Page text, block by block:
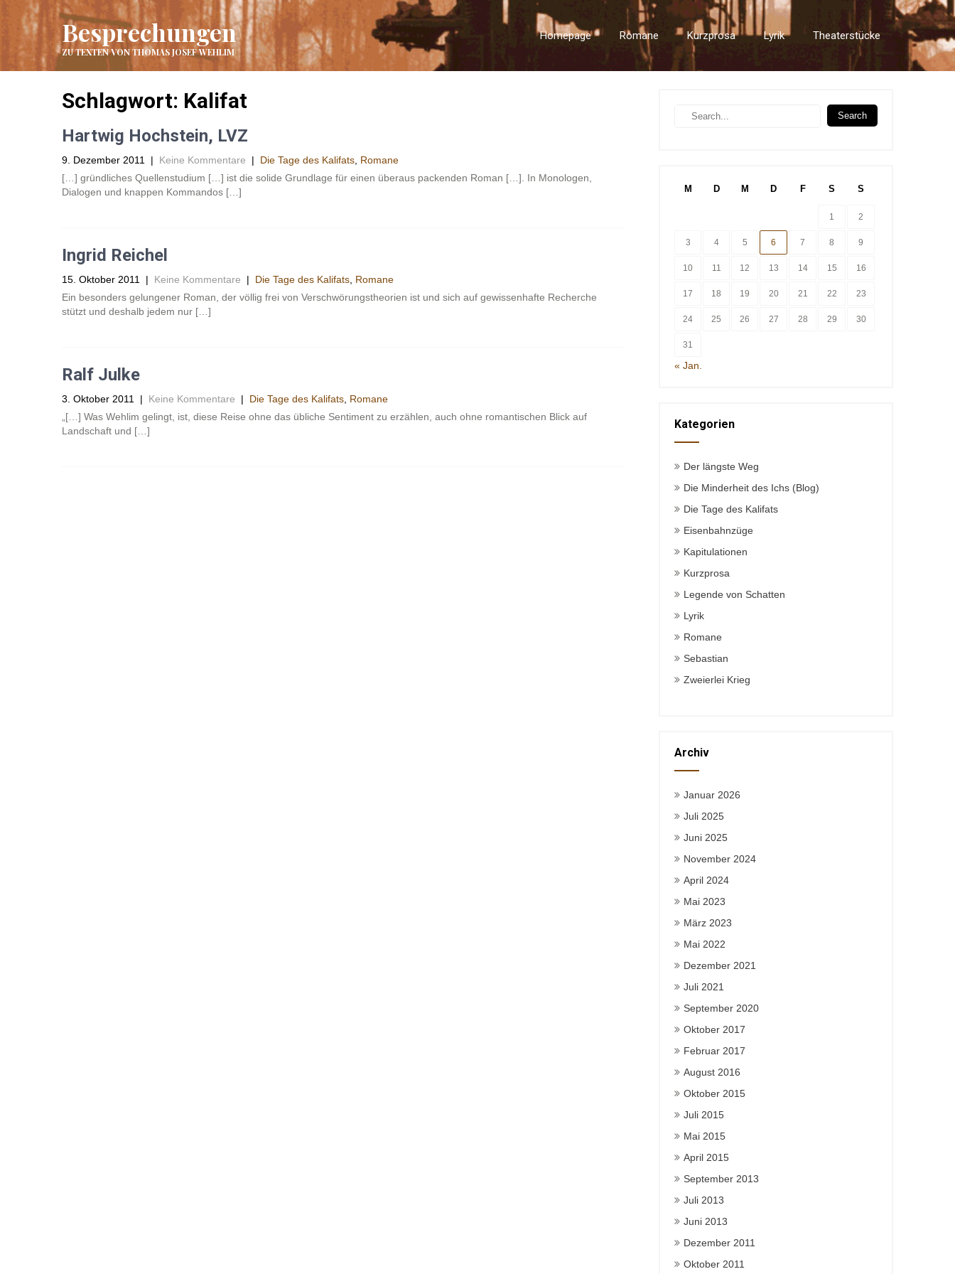
Besprechungen
ZU TEXTEN VON THOMAS JOSEF WEHLIM
Homepage Romane Kurzprosa Lyrik Theaterstücke
Schlagwort: Kalifat
Hartwig Hochstein, LVZ
9. Dezember 2011 | Keine Kommentare | Die Tage des Kalifats Romane
[…] gründliches Quellenstudium […] ist die solide Grundlage für einen überaus packenden Roman […]. In Monologen,
Dialogen und knappen Kommandos […]
Ingrid Reichel
15. Oktober 2011 | Keine Kommentare | Die Tage des Kalifats Romane
Ein besonders gelungener Roman, der völlig frei von Verschwörungstheorien ist und sich auf gewissenhafte Recherche
stützt und deshalb jedem nur […]
Ralf Julke
3. Oktober 2011 | Keine Kommentare | Die Tage des Kalifats Romane
„[…] Was Wehlim gelingt, ist, diese Reise ohne das übliche Sentiment zu erzählen, auch ohne romantischen Blick auf
Landschaft und […]
M D M D F S S
1 2
3 4 5 6 7 8 9
10 11 12 13 14 15 16
17 18 19 20 21 22 23
24 25 26 27 28 29 30
31
« Jan.
Kategorien
Der längste Weg
Die Minderheit des Ichs (Blog)
Die Tage des Kalifats
Eisenbahnzüge
Kapitulationen
Kurzprosa
Legende von Schatten
Lyrik
Romane
Sebastian
Zweierlei Krieg
Archiv
Januar 2026
Juli 2025
Juni 2025
November 2024
April 2024
Mai 2023
März 2023
Mai 2022
Dezember 2021
Juli 2021
September 2020
Oktober 2017
Februar 2017
August 2016
Oktober 2015
Juli 2015
Mai 2015
April 2015
September 2013
Juli 2013
Juni 2013
Dezember 2011
Oktober 2011